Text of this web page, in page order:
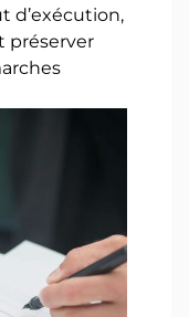
d’exécution,
préserver